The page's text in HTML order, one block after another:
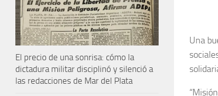
Una
El precio de una sonrisa: cómo la
dictadura militar disciplinó y silenció a
las redacciones de Mar del Plata